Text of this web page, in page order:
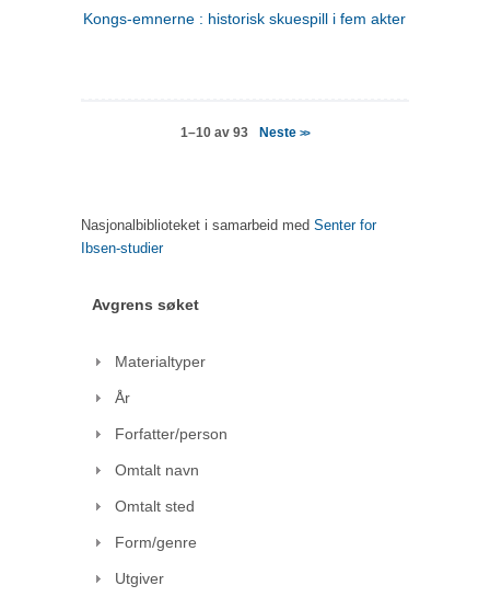
Kongs-emnerne : historisk skuespill i fem akter
1–10 av 93 Neste>>
Nasjonalbiblioteket i samarbeid med Senter for
Ibsen-studier
Avgrens søket
Materialtyper
År
Forfatter/person
Omtalt navn
Omtalt sted
Form/genre
Utgiver